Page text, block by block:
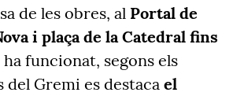
de les obres, al Portal de
i plaça de la Catedral fins
ha funcionat, segons els
del Gremi es destaca el